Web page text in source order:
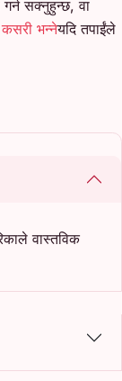
सक्नुहुन्छ, वा
कसरी भन्नेयदि तपाईंले
वास्तविक